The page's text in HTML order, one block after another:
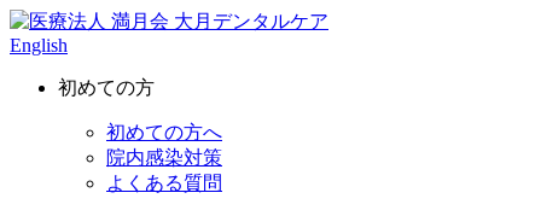
English
初めての方
初めての方へ
院内感染対策
よくある質問